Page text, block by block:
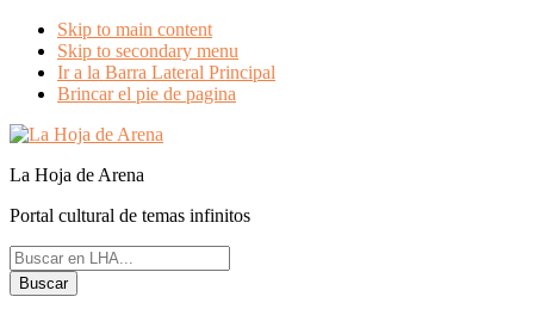
Skip to main content
Skip to secondary menu
Ir a la Barra Lateral Principal
Brincar el pie de pagina
La Hoja de Arena
Portal cultural de temas infinitos
Buscar
en
LHA...